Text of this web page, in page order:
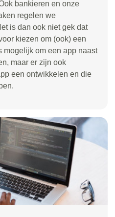
bankieren en onze
regelen we
is dan ook niet gek dat
kiezen om (ook) een
mogelijk om een app naast
maar er zijn ook
een ontwikkelen en die